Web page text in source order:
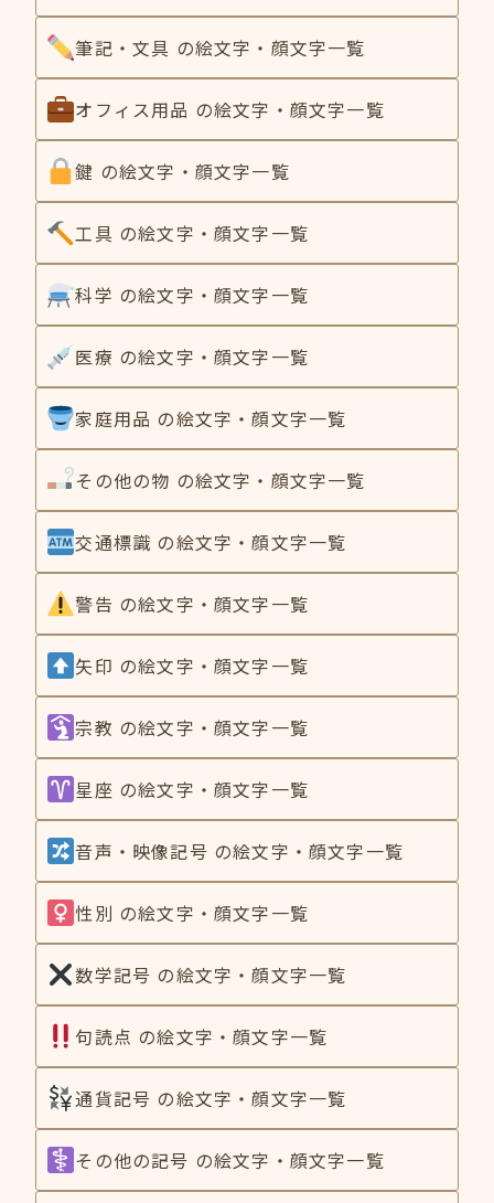
筆記・文具 の絵文字・顔文字一覧
オフィス用品 の絵文字・顔文字一覧
鍵 の絵文字・顔文字一覧
工具 の絵文字・顔文字一覧
科学 の絵文字・顔文字一覧
医療 の絵文字・顔文字一覧
家庭用品 の絵文字・顔文字一覧
その他の物 の絵文字・顔文字一覧
交通標識 の絵文字・顔文字一覧
警告 の絵文字・顔文字一覧
矢印 の絵文字・顔文字一覧
宗教 の絵文字・顔文字一覧
星座 の絵文字・顔文字一覧
音声・映像記号 の絵文字・顔文字一覧
性別 の絵文字・顔文字一覧
数学記号 の絵文字・顔文字一覧
句読点 の絵文字・顔文字一覧
通貨記号 の絵文字・顔文字一覧
その他の記号 の絵文字・顔文字一覧